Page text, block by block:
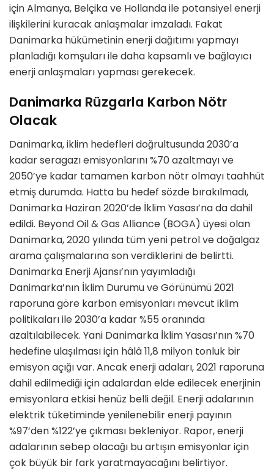
için Almanya, Belçika ve Hollanda ile potansiyel enerji
ilişkilerini kuracak anlaşmalar imzaladı. Fakat
Danimarka hükümetinin enerji dağıtımı yapmayı
planladığı komşuları ile daha kapsamlı ve bağlayıcı
enerji anlaşmaları yapması gerekecek.
Danimarka Rüzgarla Karbon Nötr
Olacak
Danimarka, iklim hedefleri doğrultusunda 2030’a
kadar seragazı emisyonlarını %70 azaltmayı ve
2050’ye kadar tamamen karbon nötr olmayı taahhüt
etmiş durumda. Hatta bu hedef sözde bırakılmadı,
Danimarka Haziran 2020’de İklim Yasası’na da dahil
edildi. Beyond Oil & Gas Alliance (BOGA) üyesi olan
Danimarka, 2020 yılında tüm yeni petrol ve doğalgaz
arama çalışmalarına son verdiklerini de belirtti.
Danimarka Enerji Ajansı’nın yayımladığı
Danimarka’nın İklim Durumu ve Görünümü 2021
raporuna göre karbon emisyonları mevcut iklim
politikaları ile 2030’a kadar %55 oranında
azaltılabilecek. Yani Danimarka İklim Yasası’nın %70
hedefine ulaşılması için hâlâ 11,8 milyon tonluk bir
emisyon açığı var. Ancak enerji adaları, 2021 raporuna
dahil edilmediği için adalardan elde edilecek enerjinin
emisyonlara etkisi henüz belli değil. Enerji adalarının
elektrik tüketiminde yenilenebilir enerji payının
%97’den %122’ye çıkması bekleniyor. Rapor, enerji
adalarının sebep olacağı bu artışın emisyonlar için
çok büyük bir fark yaratmayacağını belirtiyor.